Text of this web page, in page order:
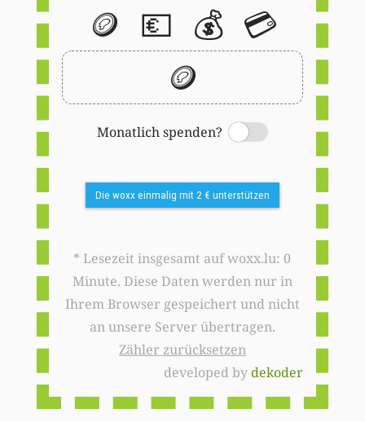
🪙 💶 💰 💳
🪙
Monatlich spenden?
Switch
Die woxx einmalig mit 2 € unterstützen
* Lesezeit insgesamt auf woxx.lu: 0
Minute. Diese Daten werden nur in
Ihrem Browser gespeichert und nicht
an unsere Server übertragen.
Zähler zurücksetzen
developed bydekoder